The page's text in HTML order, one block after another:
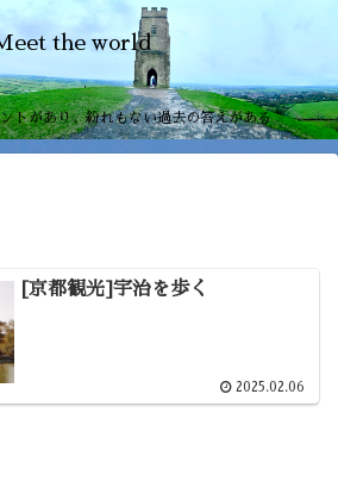
the world
トがあり、紛れもない過去の答えがある
[京都観光]宇治を歩く
2025.02.06